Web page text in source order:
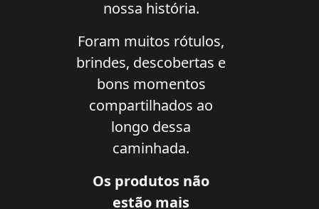
nossa história.
Foram muitos rótulos,
brindes, descobertas e
bons momentos
compartilhados ao
longo dessa
caminhada.
Os produtos não
estão mais